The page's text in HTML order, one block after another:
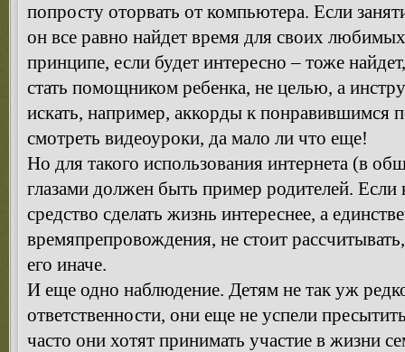
попросту оторвать от компьютера. Если
он все равно найдет время для своих
принципе, если будет интересно – тоже
стать помощником ребенка, не целью, а
искать, например, аккорды к понравившимся
смотреть видеоуроки, да мало ли что еще!
Но для такого использования интернета (в
глазами должен быть пример родителей.
средство сделать жизнь интереснее, а
времяпрепровождения, не стоит
его иначе.
И еще одно наблюдение. Детям не так уж
ответственности, они еще не успели
часто они хотят принимать участие в жизни